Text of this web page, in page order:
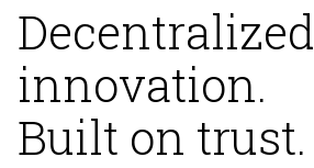
Decentralized
innovation.
Built on trust.